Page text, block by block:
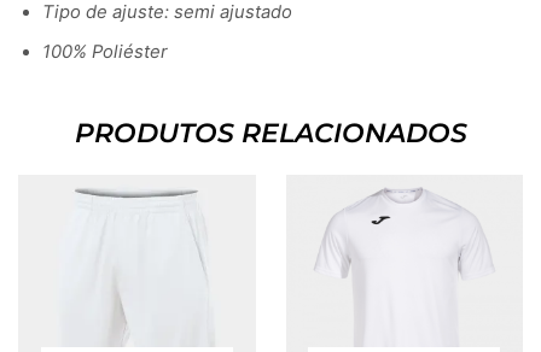
Tipo de ajuste: semi ajustado
100% Poliéster
PRODUTOS RELACIONADOS